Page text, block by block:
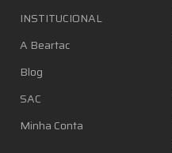
INSTITUCIONAL
A Beartac
Blog
SAC
Minha Conta